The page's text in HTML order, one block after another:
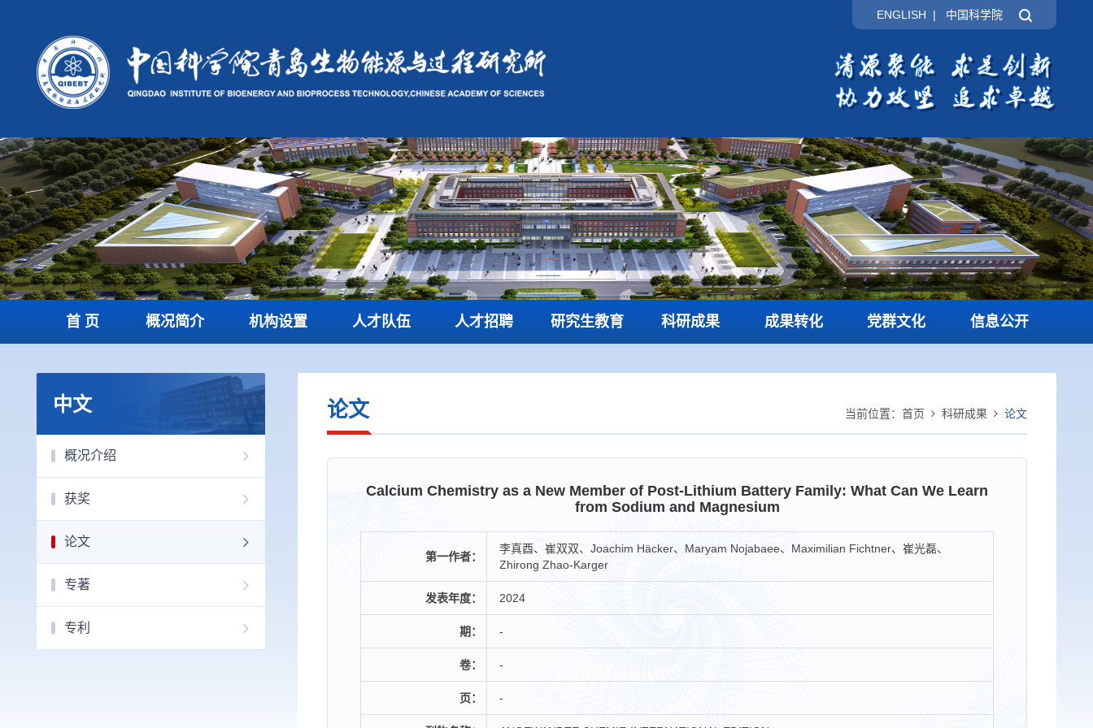
ENGLISH | 中国科学院
首 页 概况简介 机构设置 人才队伍 人才招聘 研究生教育 科研成果 成果转化 党群文化 信息公开
中文
概况介绍
获奖
论文
专著
专利
当前位置： 首页 科研成果 论文
论文
Calcium Chemistry as a New Member of Post-Lithium Battery Family: What Can We Learn
from Sodium and Magnesium
第一作者：
李真酉、崔双双、Joachim Häcker、Maryam Nojabaee、Maximilian Fichtner、崔光磊、
Zhirong Zhao-Karger
发表年度： 2024
期： -
卷： -
页： -